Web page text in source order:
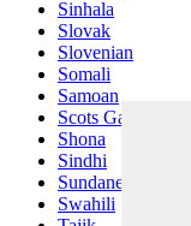
Sinhala
Slovak
Slovenian
Somali
Samoan
Scots Gaelic
Shona
Sindhi
Sundanese
Swahili